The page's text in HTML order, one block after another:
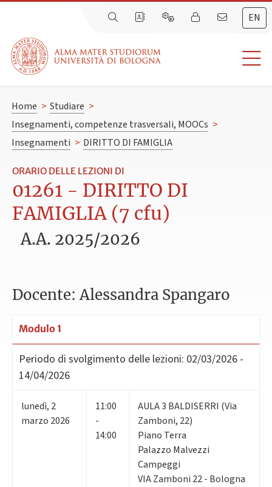
EN
Home > Studiare >
Insegnamenti, competenze trasversali, MOOCs >
Insegnamenti > DIRITTO DI FAMIGLIA
ORARIO DELLE LEZIONI DI
01261 - DIRITTO DI
FAMIGLIA (7 cfu)
A.A. 2025/2026
Docente: Alessandra Spangaro
Modulo 1
Periodo di svolgimento delle lezioni: 02/03/2026 -
14/04/2026
lunedì, 2
marzo 2026
11:00
-
14:00
AULA 3 BALDISERRI (Via
Zamboni, 22)
Piano Terra
Palazzo Malvezzi
Campeggi
VIA Zamboni 22 - Bologna